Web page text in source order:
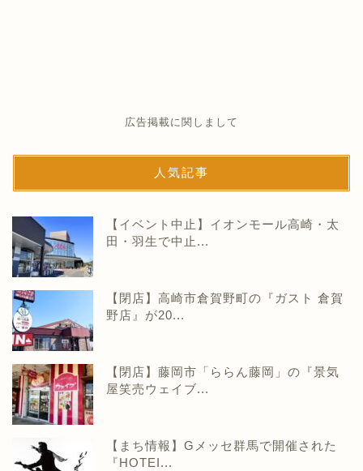
広告掲載に関しまして
人気記事
【イベント中止】イオンモール高崎・太
田・羽生で中止...
【閉店】高崎市倉賀野町の『ガスト 倉賀
野店』が20...
【閉店】藤岡市「ららん藤岡」の『景気
屋笑売ウェイブ...
【まち情報】Gメッセ群馬で開催された
『HOTEI...